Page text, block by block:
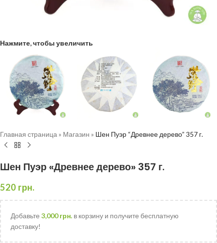
Нажмите, чтобы увеличить
Главная страница » Магазин » Шен Пуэр “Древнее дерево” 357 г.
Шен Пуэр «Древнее дерево» 357 г.
520 грн.
Добавьте 3,000грн. в корзину и получите бесплатную
доставку!